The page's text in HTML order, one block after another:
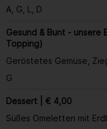
A, G, L, D
Gesund & Bunt - unsere
Topping)
Geröstetes Gemüse,
G
Dessert | € 4,00
Süßes Omeletten mit